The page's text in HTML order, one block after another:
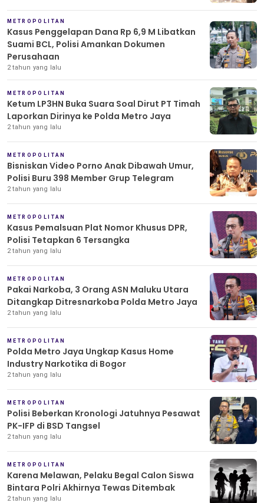
METROPOLITAN
Kasus Penggelapan Dana Rp 6,9 M Libatkan
Suami BCL, Polisi Amankan Dokumen
Perusahaan
2 tahun yang lalu
METROPOLITAN
Ketum LP3HN Buka Suara Soal Dirut PT Timah
Laporkan Dirinya ke Polda Metro Jaya
2 tahun yang lalu
METROPOLITAN
Bisniskan Video Porno Anak Dibawah Umur,
Polisi Buru 398 Member Grup Telegram
2 tahun yang lalu
METROPOLITAN
Kasus Pemalsuan Plat Nomor Khusus DPR,
Polisi Tetapkan 6 Tersangka
2 tahun yang lalu
METROPOLITAN
Pakai Narkoba, 3 Orang ASN Maluku Utara
Ditangkap Ditresnarkoba Polda Metro Jaya
2 tahun yang lalu
METROPOLITAN
Polda Metro Jaya Ungkap Kasus Home
Industry Narkotika di Bogor
2 tahun yang lalu
METROPOLITAN
Polisi Beberkan Kronologi Jatuhnya Pesawat
PK-IFP di BSD Tangsel
2 tahun yang lalu
METROPOLITAN
Karena Melawan, Pelaku Begal Calon Siswa
Bintara Polri Akhirnya Tewas Ditembak
2 tahun yang lalu